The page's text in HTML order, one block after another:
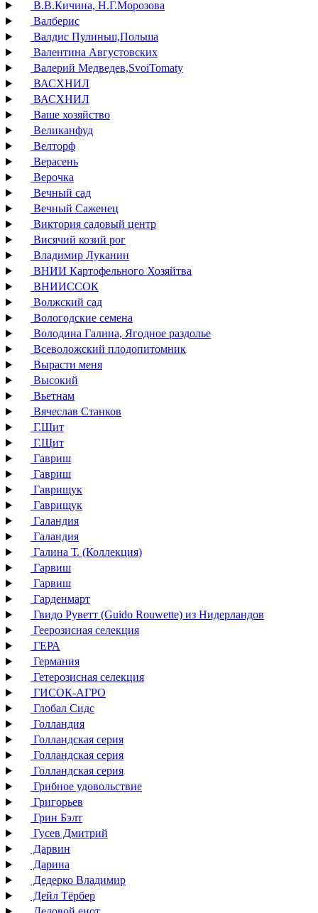
В.В.Кичина, Н.Г.Морозова
Валберис
Валдис Пулиньш,Польша
Валентина Августовских
Валерий Медведев,SvoiTomaty
ВАСХНИЛ
ВАСХНИЛ
Ваше хозяйство
Великанфуд
Велторф
Верасень
Верочка
Вечный сад
Вечный Саженец
Виктория садовый центр
Висячий козий рог
Владимир Луканин
ВНИИ Картофельного Хозяйтва
ВНИИССОК
Волжский сад
Вологодские семена
Володина Галина, Ягодное раздолье
Всеволожский плодопитомник
Вырасти меня
Высокий
Вьетнам
Вячеслав Станков
Г.Щит
Г.Щит
Гавриш
Гавриш
Гаврищук
Гаврищук
Галандия
Галандия
Галина Т. (Коллекция)
Гарвиш
Гарвиш
Гарденмарт
Гвидо Руветт (Guido Rouwette) из Нидерландов
Геерозисная селекция
ГЕРА
Германия
Гетерозисная селекция
ГИСОК-АГРО
Глобал Сидс
Голландия
Голландская серия
Голландская серия
Голландская серия
Грибное удовольствие
Григорьев
Грин Бэлт
Гусев Дмитрий
Дарвин
Дарина
Дедерко Владимир
Дейл Тёрбер